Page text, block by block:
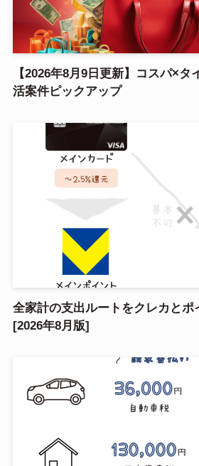
【2026年8月9日更新】コスパ×タ
活案件ピックアップ
全家計の支出ルートをクレカとポ
[2026年8月版]